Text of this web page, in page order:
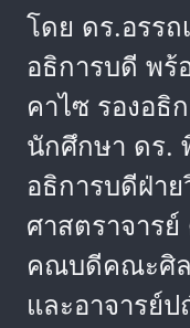
โดย ดร.อรร
อธิการบดี พร้
คาไซ รองอธิ
นักศึกษา ดร.
อธิการบดีฝ่าย
ศาสตราจาร
คณบดีคณะศิล
และอาจารย์